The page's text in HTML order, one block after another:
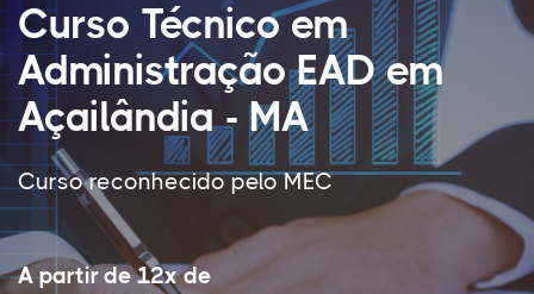
Curso Técnico em
Administração EAD em
Açailândia - MA
Curso reconhecido pelo MEC
A partir de 12x de